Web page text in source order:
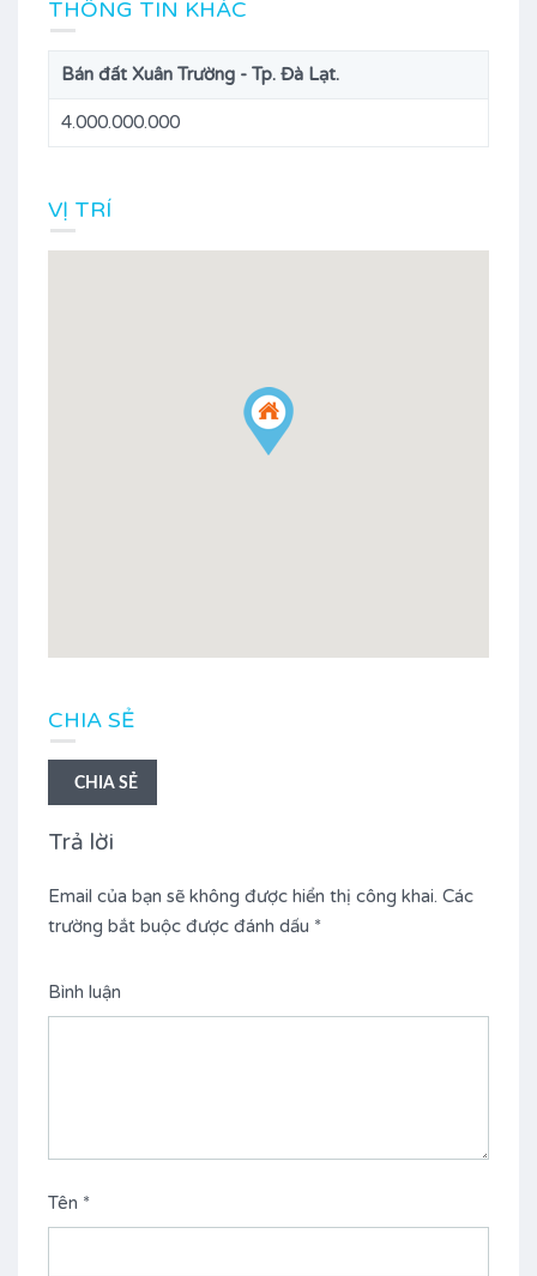
THÔNG TIN KHÁC
Bán đất Xuân Trường - Tp. Đà Lạt.
4.000.000.000
VỊ TRÍ
CHIA SẺ
CHIA SẺ
Trả lời
Email của bạn sẽ không được hiển thị công khai. Các
trường bắt buộc được đánh dấu *
Bình luận
Tên *